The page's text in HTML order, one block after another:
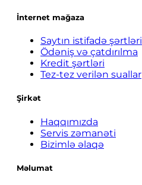
İnternet mağaza
Saytın istifadə şərtləri
Ödəniş və çatdırılma
Kredit şərtləri
Tez-tez verilən suallar
Şirkət
Haqqımızda
Servis zəmanəti
Bizimlə əlaqə
Məlumat